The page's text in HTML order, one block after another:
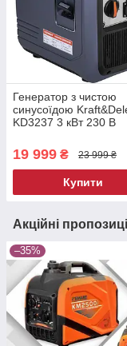
Генератор з чистою
синусоїдою
KD3237 3 кВт 230 В
19 999 ₴ 23 999 ₴
Купити
Акційні
–35%